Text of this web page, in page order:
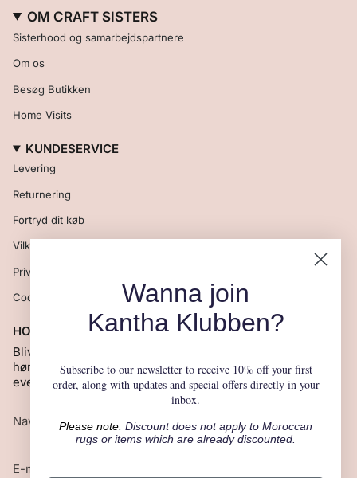
OM CRAFT SISTERS
Sisterhood og samarbejdspartnere
Om os
Besøg Butikken
Home Visits
KUNDESERVICE
Levering
Returnering
Fortryd dit køb
Vilkår og betingelser
Privatlivspolitik
Cookie
HOLD DIG OPDATERET
Bliv en del af vores Kantha Klub og vær den første til at
høre om nye produkter, særlige tilbud, gademarkeder og
events.
Wanna join
Kantha Klubben?
Subscribe to our newsletter to receive 10% off your first
order, along with updates and special offers directly in your
inbox.
Please note: Discount does not apply to Moroccan
rugs or items which are already discounted.